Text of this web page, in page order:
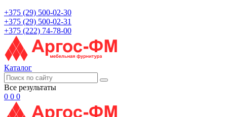
+375 (29) 500-02-30
+375 (29) 500-02-31
+375 (222) 74-78-00
Каталог
Все результаты
0 0 0